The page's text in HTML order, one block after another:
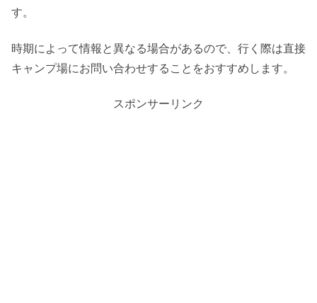
す。
時期によって情報と異なる場合があるので、行く際は直接
キャンプ場にお問い合わせすることをおすすめします。
スポンサーリンク